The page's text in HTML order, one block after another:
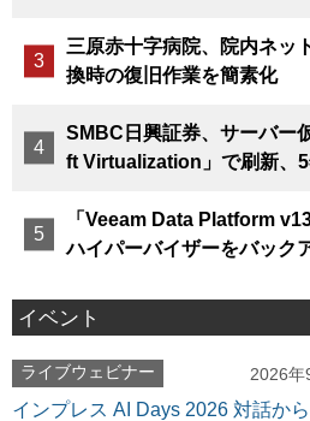
三原赤十字病院、院内ネッ
換時の復旧作業を簡素化
SMBC日興証券、サーバー
ft Virtualization」で刷新、
「Veeam Data Platform
ハイパーバイザーをバック
イベント
ライブウェビナー 2026年
インプレス AI Days 2026 対話か